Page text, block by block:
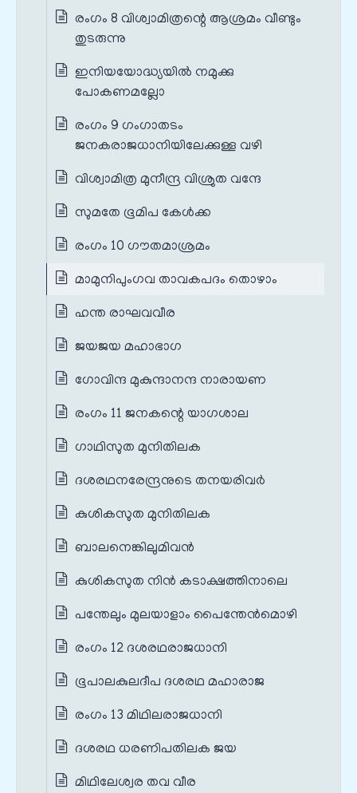
രംഗം 8 വിശ്വാമിത്രന്റെ ആശ്രമം വീണ്ടും
തുടരുന്നു
ഇനിയയോദ്ധ്യയില്‍ നമുക്കു
പോകണമല്ലോ
രംഗം 9 ഗംഗാതടം
ജനകരാജധാനിയിലേക്കുള്ള വഴി
വിശ്വാമിത്ര മുനീന്ദ്ര വിശ്രുത വന്ദേ
സുമതേ ഭൂമിപ കേള്‍ക്ക
രംഗം 10 ഗൗതമാശ്രമം
മാമുനിപുംഗവ താവകപദം തൊഴാം
ഹന്ത രാഘവവീര
ജയജയ മഹാഭാഗ
ഗോവിന്ദ മുകുന്ദാനന്ദ നാരായണ
രംഗം 11 ജനകന്റെ യാഗശാല
ഗാഥിസുത മുനിതിലക
ദശരഥനരേന്ദ്രനുടെ തനയരിവര്‍
കുശികസുത മുനിതിലക
ബാലനെങ്കിലുമിവന്‍
കുശികസുത നിന്‍ കടാക്ഷത്തിനാലെ
പന്തേലും മുലയാളാം പൈന്തേന്‍മൊഴി
രംഗം 12 ദശരഥരാജധാനി
ഭൂപാലകുലദീപ ദശരഥ മഹാരാജ
രംഗം 13 മിഥിലരാജധാനി
ദശരഥ ധരണിപതിലക ജയ
മിഥിലേശ്വര തവ വീര